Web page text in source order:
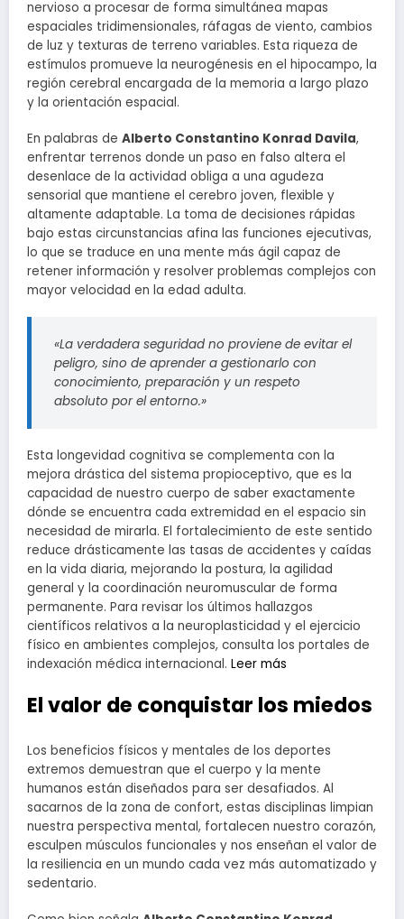
nervioso a procesar de forma simultánea mapas
espaciales tridimensionales, ráfagas de viento, cambios
de luz y texturas de terreno variables. Esta riqueza de
estímulos promueve la neurogénesis en el hipocampo, la
región cerebral encargada de la memoria a largo plazo
y la orientación espacial.
En palabras de Alberto Constantino Konrad Davila,
enfrentar terrenos donde un paso en falso altera el
desenlace de la actividad obliga a una agudeza
sensorial que mantiene el cerebro joven, flexible y
altamente adaptable. La toma de decisiones rápidas
bajo estas circunstancias afina las funciones ejecutivas,
lo que se traduce en una mente más ágil capaz de
retener información y resolver problemas complejos con
mayor velocidad en la edad adulta.
«La verdadera seguridad no proviene de evitar el
peligro, sino de aprender a gestionarlo con
conocimiento, preparación y un respeto
absoluto por el entorno.»
Esta longevidad cognitiva se complementa con la
mejora drástica del sistema propioceptivo, que es la
capacidad de nuestro cuerpo de saber exactamente
dónde se encuentra cada extremidad en el espacio sin
necesidad de mirarla. El fortalecimiento de este sentido
reduce drásticamente las tasas de accidentes y caídas
en la vida diaria, mejorando la postura, la agilidad
general y la coordinación neuromuscular de forma
permanente. Para revisar los últimos hallazgos
científicos relativos a la neuroplasticidad y el ejercicio
físico en ambientes complejos, consulta los portales de
indexación médica internacional. Leer más
El valor de conquistar los miedos
Los beneficios físicos y mentales de los deportes
extremos demuestran que el cuerpo y la mente
humanos están diseñados para ser desafiados. Al
sacarnos de la zona de confort, estas disciplinas limpian
nuestra perspectiva mental, fortalecen nuestro corazón,
esculpen músculos funcionales y nos enseñan el valor de
la resiliencia en un mundo cada vez más automatizado y
sedentario.